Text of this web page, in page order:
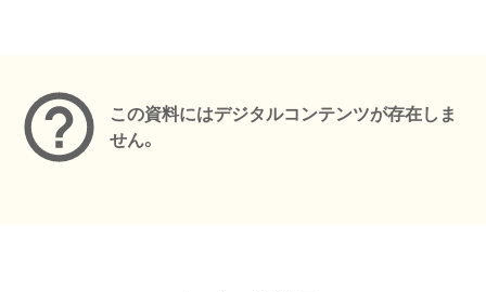
この資料にはデジタルコンテンツが存在しま
せん。